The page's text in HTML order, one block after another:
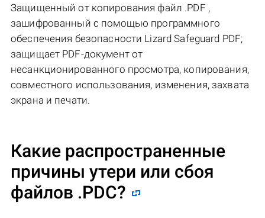
Защищенный от копирования файл .PDF ,
зашифрованный с помощью программного
обеспечения безопасности Lizard Safeguard PDF;
защищает PDF-документ от
несанкционированного просмотра, копирования,
совместного использования, изменения, захвата
экрана и печати.
Какие распространенные
причины утери или сбоя
файлов .PDC?